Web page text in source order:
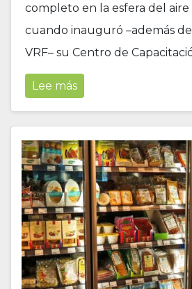
completo en la esfera del
cuando inauguró –además
VRF– su Centro de
Lee más